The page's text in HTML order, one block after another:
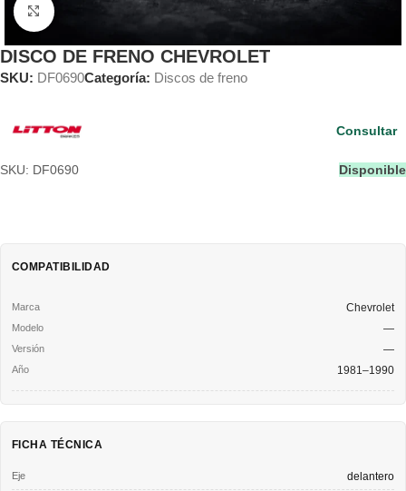
Clic para ampliar
DISCO DE FRENO CHEVROLET
SKU: DF0690Categoría: Discos de freno
SKU: DF0690 Disponible
Consultar
COMPATIBILIDAD
Chevrolet
—
—
1981–1990
FICHA TÉCNICA
Eje delantero